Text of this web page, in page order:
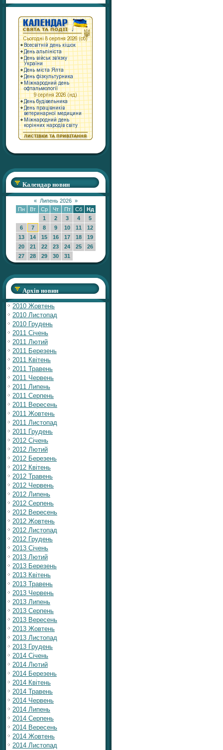
Календар новин
« Липень 2026 »
Пн
Вт Ср Чт Пт Сб
Нд
1
2 3 4
5
6
7 8 9 10 11
12
13
14 15 16 17 18
19
20
21 22 23 24 25
26
27
28 29 30 31
Архів новин
2010 Жовтень
2010 Листопад
2010 Грудень
2011 Січень
2011 Лютий
2011 Березень
2011 Квітень
2011 Травень
2011 Червень
2011 Липень
2011 Серпень
2011 Вересень
2011 Жовтень
2011 Листопад
2011 Грудень
2012 Січень
2012 Лютий
2012 Березень
2012 Квітень
2012 Травень
2012 Червень
2012 Липень
2012 Серпень
2012 Вересень
2012 Жовтень
2012 Листопад
2012 Грудень
2013 Січень
2013 Лютий
2013 Березень
2013 Квітень
2013 Травень
2013 Червень
2013 Липень
2013 Серпень
2013 Вересень
2013 Жовтень
2013 Листопад
2013 Грудень
2014 Січень
2014 Лютий
2014 Березень
2014 Квітень
2014 Травень
2014 Червень
2014 Липень
2014 Серпень
2014 Вересень
2014 Жовтень
2014 Листопад